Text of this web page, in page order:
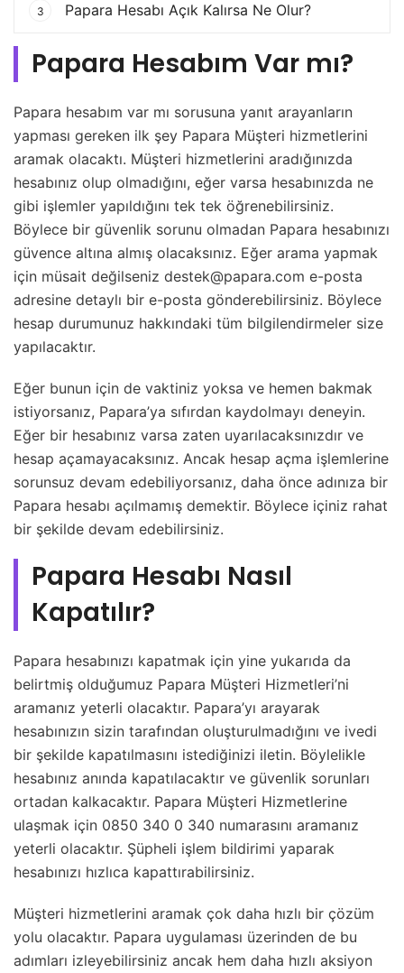
3 Papara Hesabı Açık Kalırsa Ne Olur?
Papara Hesabım Var mı?
Papara hesabım var mı sorusuna yanıt arayanların
yapması gereken ilk şey Papara Müşteri hizmetlerini
aramak olacaktı. Müşteri hizmetlerini aradığınızda
hesabınız olup olmadığını, eğer varsa hesabınızda ne
gibi işlemler yapıldığını tek tek öğrenebilirsiniz.
Böylece bir güvenlik sorunu olmadan Papara hesabınızı
güvence altına almış olacaksınız. Eğer arama yapmak
için müsait değilseniz destek@papara.com e-posta
adresine detaylı bir e-posta gönderebilirsiniz. Böylece
hesap durumunuz hakkındaki tüm bilgilendirmeler size
yapılacaktır.
Eğer bunun için de vaktiniz yoksa ve hemen bakmak
istiyorsanız, Papara’ya sıfırdan kaydolmayı deneyin.
Eğer bir hesabınız varsa zaten uyarılacaksınızdır ve
hesap açamayacaksınız. Ancak hesap açma işlemlerine
sorunsuz devam edebiliyorsanız, daha önce adınıza bir
Papara hesabı açılmamış demektir. Böylece içiniz rahat
bir şekilde devam edebilirsiniz.
Papara Hesabı Nasıl
Kapatılır?
Papara hesabınızı kapatmak için yine yukarıda da
belirtmiş olduğumuz Papara Müşteri Hizmetleri’ni
aramanız yeterli olacaktır. Papara’yı arayarak
hesabınızın sizin tarafından oluşturulmadığını ve ivedi
bir şekilde kapatılmasını istediğinizi iletin. Böylelikle
hesabınız anında kapatılacaktır ve güvenlik sorunları
ortadan kalkacaktır. Papara Müşteri Hizmetlerine
ulaşmak için 0850 340 0 340 numarasını aramanız
yeterli olacaktır. Şüpheli işlem bildirimi yaparak
hesabınızı hızlıca kapattırabilirsiniz.
Müşteri hizmetlerini aramak çok daha hızlı bir çözüm
yolu olacaktır. Papara uygulaması üzerinden de bu
adımları izleyebilirsiniz ancak hem daha hızlı aksiyon